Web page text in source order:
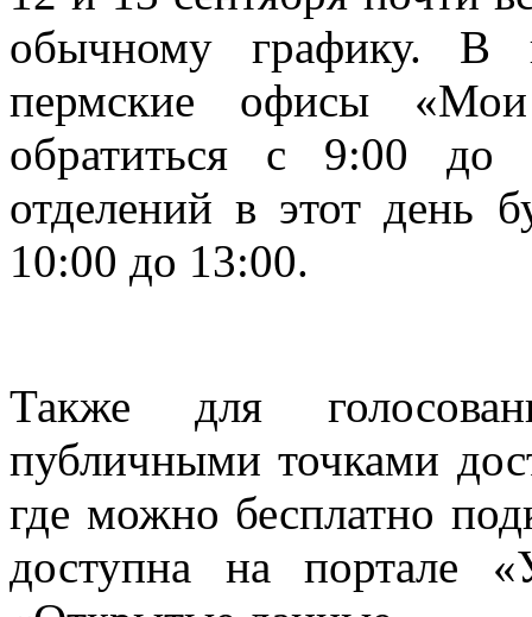
обычному графику. В
пермские офисы
обратиться с 9:00 до
отделений в этот день
10:00 до 13:00.
Также для
публичными точками
где можно бесплатно
доступна на портале